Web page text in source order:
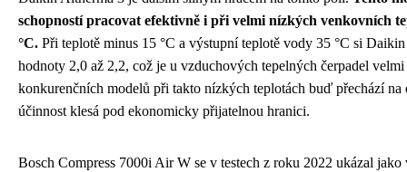
schopností pracovat efektivně i při velmi nízkých venkovních
°C. Při teplotě minus 15 °C a výstupní teplotě vody 35 °C si
hodnoty 2,0 až 2,2, což je u vzduchových tepelných čerpadel
konkurenčních modelů při takto nízkých teplotách buď přechází
účinnost klesá pod ekonomicky přijatelnou hranici.
Bosch Compress 7000i Air W se v testech z roku 2022 ukázal